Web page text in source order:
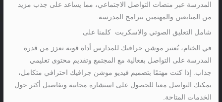
المدرسة عبر منصات التواصل الاجتماعي، مما يساعد على جذب مزيد
من المتابعين والمهتمين ببرامج المدرسة.
شامل التعليق الصوتي والاسكربت كلمنا على
في الختام، يُعتبر موشن جرافيك للمدارس أداة قوية تعزز من قدرة
المدرسة على التواصل بفعالية مع المجتمع وتقديم محتوى تعليمي
جذاب. إذا كنت مهتمًا بتصميم فيديو موشن جرافيك احترافي متكامل،
يمكنك التواصل معنا للحصول على استشارة مجانية وتفاصيل أكثر حول
الخدمات المتاحة.